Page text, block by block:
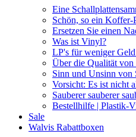
Eine
Schön, so ein Koffer-
Ersetzen Sie einen
Was ist Vinyl?
LP's für weniger
Über die Qualität von
Sinn und Unsinn von
Vorsicht: Es ist nicht
Sauberer sauberer
Bestellhilfe | Plastik-
Sale
Walvis Rabattboxen